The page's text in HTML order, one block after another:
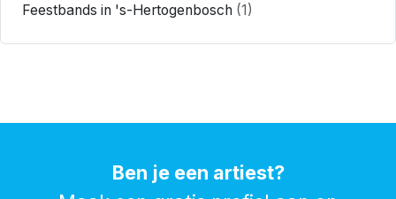
Feestbands in 's-Hertogenbosch (1)
Ben je een artiest?